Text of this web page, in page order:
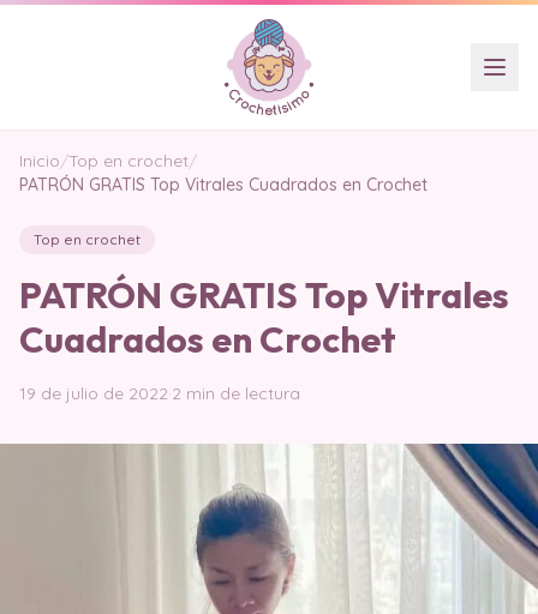
Inicio/Top en crochet/
PATRÓN GRATIS Top Vitrales Cuadrados en Crochet
Top en crochet
PATRÓN GRATIS Top Vitrales
Cuadrados en Crochet
19 de julio de 2022·2 min de lectura